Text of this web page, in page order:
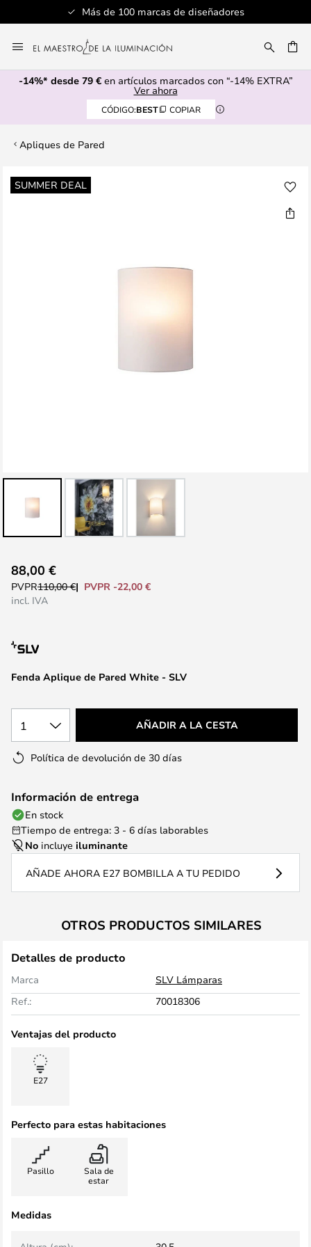
Más de 100 marcas de diseñadores
al
contenido
-14%* desde 79 €en artículos marcados con “-14% EXTRA”
Ver ahora
CÓDIGO:BEST COPIAR
Apliques de Pared
SUMMER DEAL
Saltar
al
al
comienzo
galería
imágenes
Fenda Aplique de Pared White - SLV
88,00 €
PVPR110,00 €
PVPR -22,00 €
incl. IVA
1 AÑADIR A LA CESTA
Política de devolución de 30 días
Información de entrega
En stock
Tiempo de entrega: 3 - 6 días laborables
No incluye iluminante
AÑADE AHORA E27 BOMBILLA A TU PEDIDO
OTROS PRODUCTOS SIMILARES
Detalles de producto
Marca
SLV Lámparas
Ref.:
70018306
Ventajas del producto
E27
Perfecto para estas habitaciones
Pasillo
Sala de
estar
Medidas